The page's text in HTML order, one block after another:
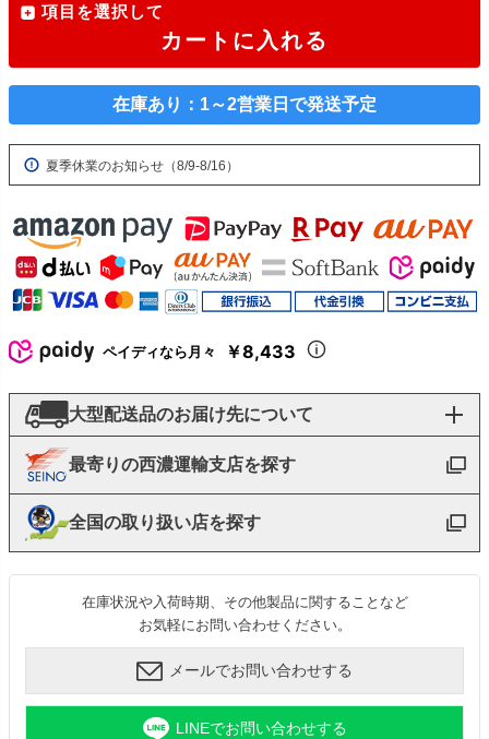
項目を選択して
カートに入れる
在庫あり：1～2営業日で発送予定
夏季休業のお知らせ（8/9-8/16）
ペイディなら月々 ￥8,433
大型配送品のお届け先について
最寄りの西濃運輸支店を探す
全国の取り扱い店を探す
在庫状況や入荷時期、その他製品に関することなど
お気軽にお問い合わせください。
メールでお問い合わせする
LINEでお問い合わせする